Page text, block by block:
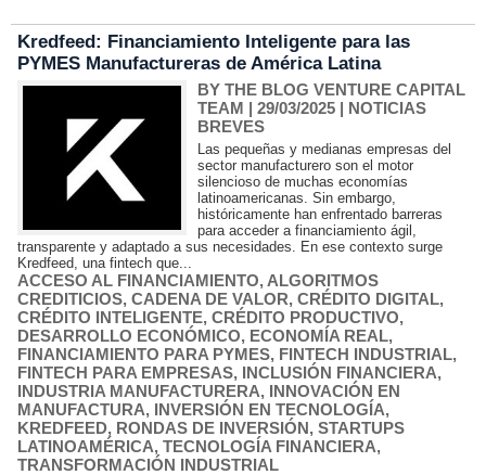
Kredfeed: Financiamiento Inteligente para las
PYMES Manufactureras de América Latina
BY THE BLOG VENTURE CAPITAL
TEAM | 29/03/2025 | NOTICIAS
BREVES
Las pequeñas y medianas empresas del
sector manufacturero son el motor
silencioso de muchas economías
latinoamericanas. Sin embargo,
históricamente han enfrentado barreras
para acceder a financiamiento ágil,
transparente y adaptado a sus necesidades. En ese contexto surge
Kredfeed, una fintech que...
ACCESO AL FINANCIAMIENTO, ALGORITMOS
CREDITICIOS, CADENA DE VALOR, CRÉDITO DIGITAL,
CRÉDITO INTELIGENTE, CRÉDITO PRODUCTIVO,
DESARROLLO ECONÓMICO, ECONOMÍA REAL,
FINANCIAMIENTO PARA PYMES, FINTECH INDUSTRIAL,
FINTECH PARA EMPRESAS, INCLUSIÓN FINANCIERA,
INDUSTRIA MANUFACTURERA, INNOVACIÓN EN
MANUFACTURA, INVERSIÓN EN TECNOLOGÍA,
KREDFEED, RONDAS DE INVERSIÓN, STARTUPS
LATINOAMÉRICA, TECNOLOGÍA FINANCIERA,
TRANSFORMACIÓN INDUSTRIAL